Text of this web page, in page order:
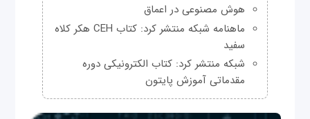
هوش مصنوعی در اعماق
ماهنامه شبکه منتشر کرد: کتاب CEH هکر کلاه
سفید
شبکه منتشر کرد: کتاب الکترونیکی دوره
مقدماتی آموزش پایتون